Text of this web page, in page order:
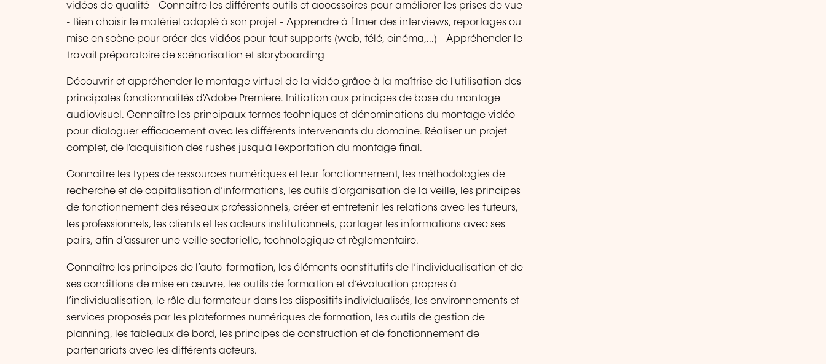
vidéos de qualité - Connaître les différents outils et accessoires pour améliorer les prises de vue
- Bien choisir le matériel adapté à son projet - Apprendre à filmer des interviews, reportages ou
mise en scène pour créer des vidéos pour tout supports (web, télé, cinéma,...) - Appréhender le
travail préparatoire de scénarisation et storyboarding
Découvrir et appréhender le montage virtuel de la vidéo grâce à la maîtrise de l'utilisation des
principales fonctionnalités d'Adobe Premiere. Initiation aux principes de base du montage
audiovisuel. Connaître les principaux termes techniques et dénominations du montage vidéo
pour dialoguer efficacement avec les différents intervenants du domaine. Réaliser un projet
complet, de l'acquisition des rushes jusqu'à l'exportation du montage final.
Connaître les types de ressources numériques et leur fonctionnement, les méthodologies de
recherche et de capitalisation d’informations, les outils d’organisation de la veille, les principes
de fonctionnement des réseaux professionnels, créer et entretenir les relations avec les tuteurs,
les professionnels, les clients et les acteurs institutionnels, partager les informations avec ses
pairs, afin d’assurer une veille sectorielle, technologique et règlementaire.
Connaître les principes de l’auto-formation, les éléments constitutifs de l’individualisation et de
ses conditions de mise en œuvre, les outils de formation et d’évaluation propres à
l’individualisation, le rôle du formateur dans les dispositifs individualisés, les environnements et
services proposés par les plateformes numériques de formation, les outils de gestion de
planning, les tableaux de bord, les principes de construction et de fonctionnement de
partenariats avec les différents acteurs.